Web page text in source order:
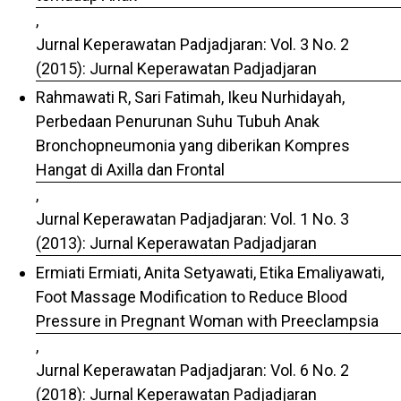
,
Jurnal Keperawatan Padjadjaran: Vol. 3 No. 2
(2015): Jurnal Keperawatan Padjadjaran
Rahmawati R, Sari Fatimah, Ikeu Nurhidayah,
Perbedaan Penurunan Suhu Tubuh Anak
Bronchopneumonia yang diberikan Kompres
Hangat di Axilla dan Frontal
,
Jurnal Keperawatan Padjadjaran: Vol. 1 No. 3
(2013): Jurnal Keperawatan Padjadjaran
Ermiati Ermiati, Anita Setyawati, Etika Emaliyawati,
Foot Massage Modification to Reduce Blood
Pressure in Pregnant Woman with Preeclampsia
,
Jurnal Keperawatan Padjadjaran: Vol. 6 No. 2
(2018): Jurnal Keperawatan Padjadjaran